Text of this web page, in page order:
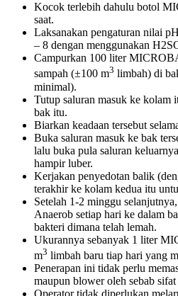
Kocok terlebih dahulu botol
saat.
Laksanakan pengaturan nilai
– 8 dengan menggunakan
Campurkan 100 liter
sampah (±100 m3 limbah) di
minimal).
Tutup saluran masuk ke kolam
bak itu.
Biarkan keadaan tersebut
Buka saluran masuk ke bak
lalu buka pula saluran
hampir luber.
Kerjakan penyedotan balik
terakhir ke kolam kedua itu
Setelah 1-2 minggu
Anaerob setiap hari ke dalam
bakteri dimana telah lemah.
Ukurannya sebanyak 1 liter
m3 limbah baru tiap hari yang
Penerapan ini tidak perlu
maupun blower oleh sebab
Operator tidak diperlukan